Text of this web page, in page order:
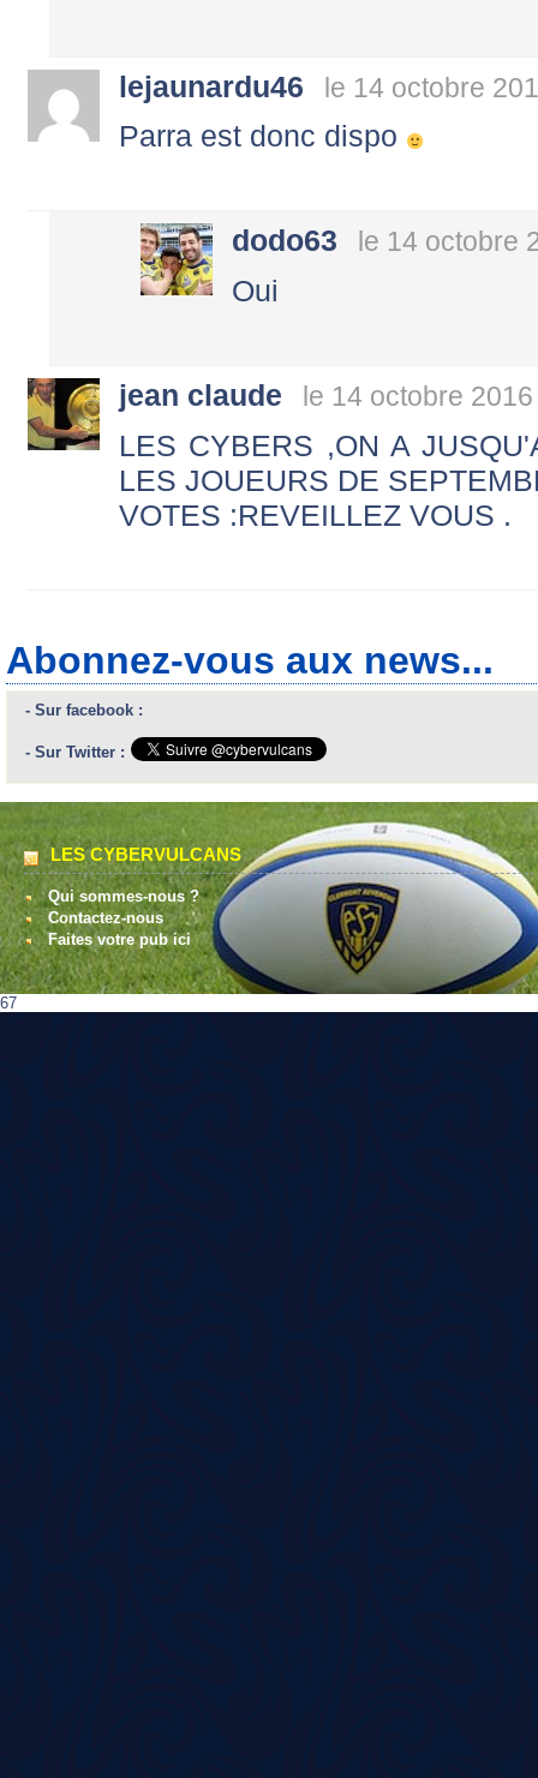
lejaunardu46 le 14 octobre
Parra est donc dispo
dodo63 le 14 octobre
Oui
jean claude le 14 octobre
LES CYBERS ,ON A
LES JOUEURS DE
VOTES :REVEILLEZ VOUS .
Abonnez-vous aux news...
- Sur facebook :
- Sur Twitter :
LES CYBERVULCANS
Qui sommes-nous ?
Contactez-nous
Faites votre pub ici
67